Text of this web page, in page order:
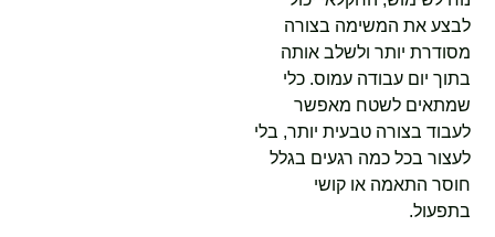
לבצע את המשימה בצורה
מסודרת יותר ולשלב אותה
בתוך יום עבודה עמוס. כלי
שמתאים לשטח מאפשר
לעבוד בצורה טבעית יותר, בלי
לעצור בכל כמה רגעים בגלל
חוסר התאמה או קושי
בתפעול.